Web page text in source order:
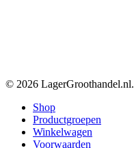
© 2026 LagerGroothandel.nl.
Close
Menu
Shop
Productgroepen
Winkelwagen
Voorwaarden